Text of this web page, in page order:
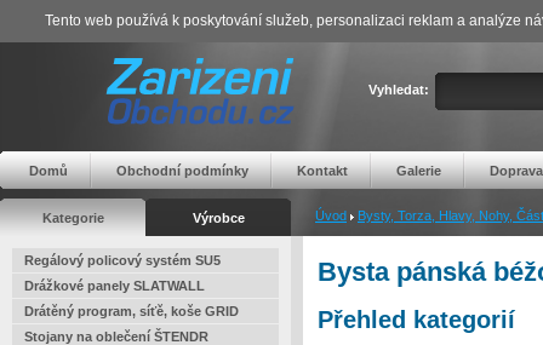
Vyhledat:
Domů Obchodní podmínky Kontakt Galerie Doprava
Kategorie Výrobce Úvod Bysty, Torza, Hlavy, Nohy,
Regálový policový systém SU5
Drážkové panely SLATWALL
Drátěný program, síťě, koše GRID
Stojany na oblečení ŠTENDR
Bysta pánská
Přehled kategorií
Tento web používá k poskytování služeb, personalizaci reklam a analýze